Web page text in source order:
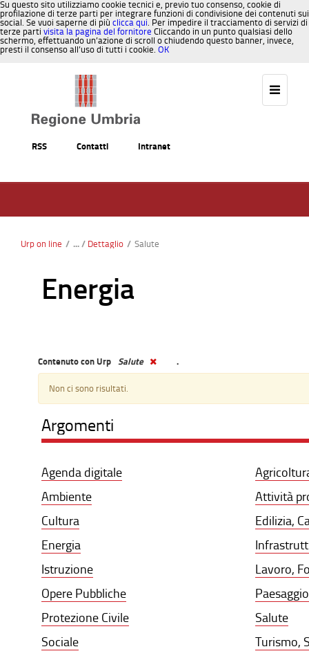
Su questo sito utilizziamo cookie tecnici e, previo tuo consenso, cookie di
profilazione di terze parti per integrare funzioni di condivisione dei contenuti sui
social. Se vuoi saperne di più clicca qui. Per impedire il tracciamento di servizi di
terze parti visita la pagina del fornitore Cliccando in un punto qualsiasi dello
schermo, effettuando un’azione di scroll o chiudendo questo banner, invece,
presti il consenso all’uso di tutti i cookie. OK
RSS Contatti Intranet
Urp on line / Dettaglio / Salute
Energia
Contenuto con Urp Salute .
Non ci sono risultati.
Argomenti
Agenda digitale
Ambiente
Cultura
Energia
Istruzione
Opere Pubbliche
Protezione Civile
Sociale
Attività
Edilizia,
Lavoro,
Salute
Turismo,